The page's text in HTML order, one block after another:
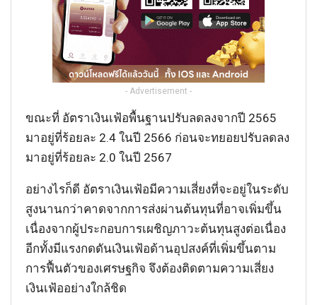
- Advertisement -
ขณะที่ อัตราเงินเฟ้อพื้นฐานปรับลดลงจากปี 2565
มาอยู่ที่ร้อยละ 2.4 ในปี 2566 ก่อนจะทยอยปรับลดลง
มาอยู่ที่ร้อยละ 2.0 ในปี 2567
อย่างไรก็ดี อัตราเงินเฟ้อมีความเสี่ยงที่จะอยู่ในระดับ
สูงนานกว่าคาดจากการส่งผ่านต้นทุนที่อาจเพิ่มขึ้น
เนื่องจากผู้ประกอบการเผชิญภาวะต้นทุนสูงต่อเนื่อง
อีกทั้งมีแรงกดดันเงินเฟ้อด้านอุปสงค์ที่เพิ่มขึ้นตาม
การฟื้นตัวของเศรษฐกิจ จึงต้องติดตามความเสี่ยง
เงินเฟ้ออย่างใกล้ชิด